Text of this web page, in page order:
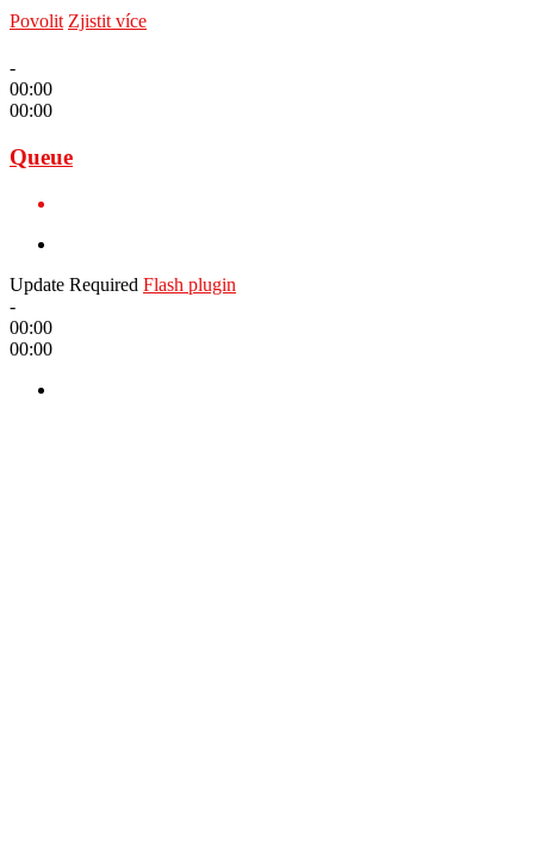
Povolit Zjistit více
-
00:00
00:00
Queue
Update Required Flash plugin
-
00:00
00:00